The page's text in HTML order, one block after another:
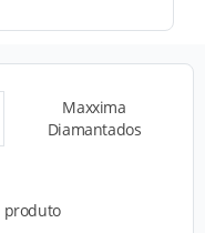
Maxxima
Diamantados
produto